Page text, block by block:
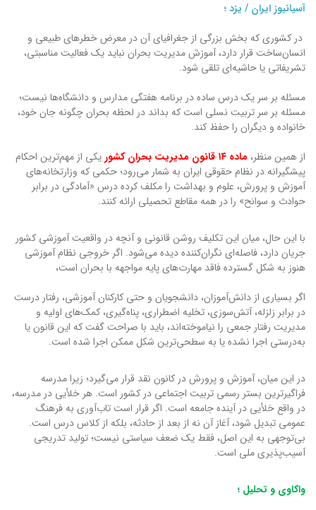
آسیانیوز ایران / یزد ؛
در کشوری که بخش بزرگی از جغرافیای آن در معرض خطرهای طبیعی و
انسان‌ساخت قرار دارد، آموزش مدیریت بحران نباید یک فعالیت مناسبتی،
تشریفاتی یا حاشیه‌ای تلقی شود.
مسئله بر سر یک درس ساده در برنامه هفتگی مدارس و دانشگاه‌ها نیست؛
مسئله بر سر تربیت نسلی است که بداند در لحظه بحران چگونه جان خود،
خانواده و دیگران را حفظ کند.
از همین منظر، ماده ۱۴ قانون مدیریت بحران کشور
یکی از مهم‌ترین احکام
پیشگیرانه در نظام حقوقی ایران به شمار می‌رود؛ حکمی که وزارتخانه‌های
آموزش و پرورش، علوم و بهداشت را مکلف کرده درس «آمادگی در برابر
حوادث و سوانح» را در همه مقاطع تحصیلی ارائه کنند.
با این حال، میان این تکلیف روشن قانونی و آنچه در واقعیت آموزشی کشور
جریان دارد، فاصله‌ای نگران‌کننده دیده می‌شود. اگر خروجی نظام آموزشی
هنوز به شکل گسترده فاقد مهارت‌های پایه مواجهه با بحران است،
اگر بسیاری از دانش‌آموزان، دانشجویان و حتی کارکنان آموزشی، رفتار درست
در برابر زلزله، آتش‌سوزی، تخلیه اضطراری، پناه‌گیری، کمک‌های اولیه و
مدیریت رفتار جمعی را نیاموخته‌اند، باید با صراحت گفت که این قانون یا
به‌درستی اجرا نشده یا به سطحی‌ترین شکل ممکن اجرا شده است.
در این میان، آموزش و پرورش در کانون نقد قرار می‌گیرد؛ زیرا مدرسه
فراگیرترین بستر رسمی تربیت اجتماعی در کشور است. هر خلأیی در مدرسه،
در واقع خلأیی در آینده جامعه است. اگر قرار است تاب‌آوری به فرهنگ
عمومی تبدیل شود، آغاز آن نه از بعد از حادثه، بلکه از کلاس درس است.
بی‌توجهی به این اصل، فقط یک ضعف سیاستی نیست؛ تولید تدریجی
آسیب‌پذیری ملی است.
واکاوی و تحلیل ؛